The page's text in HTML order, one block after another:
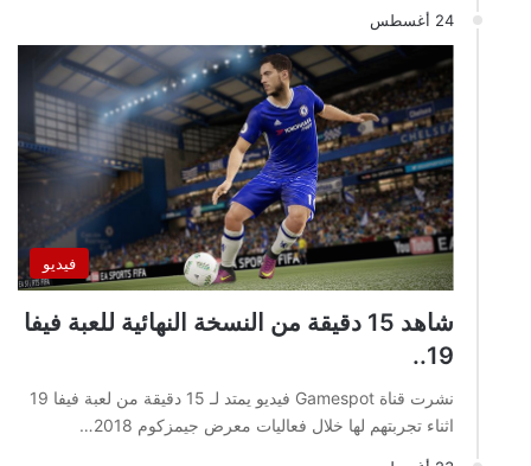
24 أغسطس
فيديو
شاهد 15 دقيقة من النسخة النهائية للعبة فيفا
19..
نشرت قناة Gamespot فيديو يمتد لـ 15 دقيقة من لعبة فيفا 19
اثناء تجربتهم لها خلال فعاليات معرض جيمزكوم 2018…